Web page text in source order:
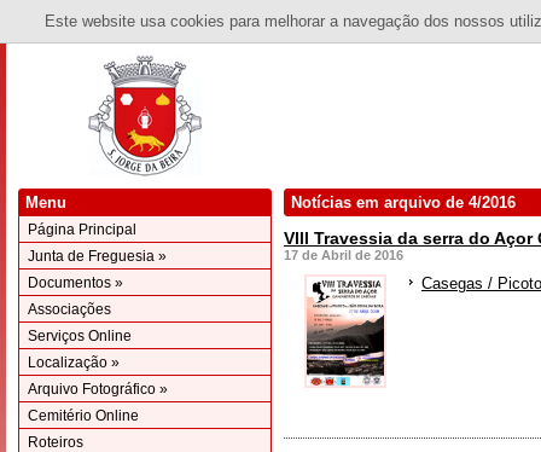
Este website usa cookies para melhorar a navegação dos nossos
Menu
Página Principal
Junta de Freguesia »
Documentos »
Associações
Serviços Online
Localização »
Arquivo Fotográfico »
Cemitério Online
Roteiros
Notícias em arquivo de 4/2016
Vlll Travessia da serra do Açor
17 de Abril de 2016
Casegas /